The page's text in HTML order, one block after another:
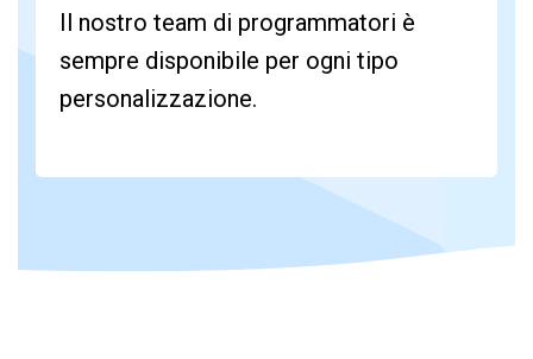
Il nostro team di programmatori è
sempre disponibile per ogni tipo
personalizzazione.